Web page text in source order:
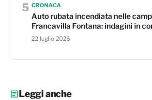
5 CRONACA
Auto rubata incendiata nelle
Francavilla Fontana: indagini in
22 luglio 2026
Leggi anche